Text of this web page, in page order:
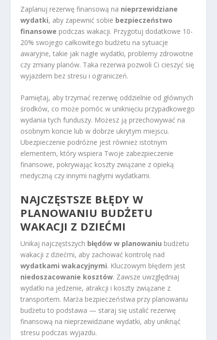
Zaplanuj rezerwę finansową na nieprzewidziane
wydatki, aby zapewnić sobie bezpieczeństwo
finansowe podczas wakacji. Przygotuj dodatkowe 10-
20% swojego całkowitego budżetu na sytuacje
awaryjne, takie jak nagłe wydatki, problemy zdrowotne
czy zmiany planów. Taka rezerwa pozwoli Ci cieszyć się
wyjazdem bez stresu i ograniczeń.
Pamiętaj, aby trzymać rezerwę oddzielnie od głównych
środków, co może pomóc w uniknięciu przypadkowego
wydania tych funduszy. Możesz ją przechowywać na
osobnym koncie lub w dobrze ukrytym miejscu.
Ubezpieczenie podróżne jest również istotnym
elementem, który wspiera Twoje zabezpieczenie
finansowe, pokrywając koszty związane z opieką
medyczną czy innymi nagłymi wydatkami.
NAJCZĘSTSZE BŁĘDY W
PLANOWANIU BUDŻETU
WAKACJI Z DZIEĆMI
Unikaj najczęstszych błędów w planowaniu budżetu
wakacji z dziećmi, aby zachować kontrolę nad
wydatkami wakacyjnymi. Kluczowym błędem jest
niedoszacowanie kosztów. Zawsze uwzględniaj
wydatki na jedzenie, atrakcji i koszty związane z
transportem. Marża bezpieczeństwa przy planowaniu
budżetu to podstawa — staraj się ustalić rezerwę
finansową na nieprzewidziane wydatki, aby uniknąć
stresu podczas wyjazdu.